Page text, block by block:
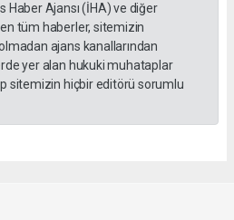
Haber Ajansı (İHA) ve diğer
tüm haberler, sitemizin
ajans kanallarından
yer alan hukuki muhataplar
sitemizin hiçbir editörü sorumlu